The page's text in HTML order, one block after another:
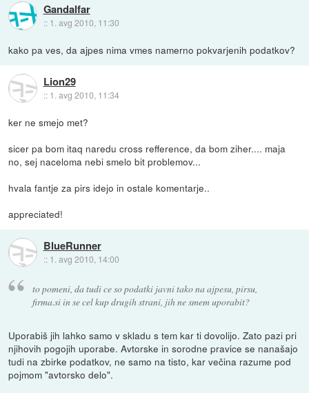
Gandalfar
:: 1. avg 2010, 11:30
kako pa ves, da ajpes nima vmes namerno pokvarjenih podatkov?
Lion29
:: 1. avg 2010, 11:34
ker ne smejo met?
sicer pa bom itaq naredu cross refference, da bom ziher.... maja
no, sej naceloma nebi smelo bit problemov...
hvala fantje za pirs idejo in ostale komentarje..
appreciated!
BlueRunner
:: 1. avg 2010, 14:00
to pomeni, da tudi ce so podatki javni tako na ajpesu, pirsu,
firma.si in se cel kup drugih strani, jih ne smem uporabit?
Uporabiš jih lahko samo v skladu s tem kar ti dovolijo. Zato pazi pri
njihovih pogojih uporabe. Avtorske in sorodne pravice se nanašajo
tudi na zbirke podatkov, ne samo na tisto, kar večina razume pod
pojmom "avtorsko delo".